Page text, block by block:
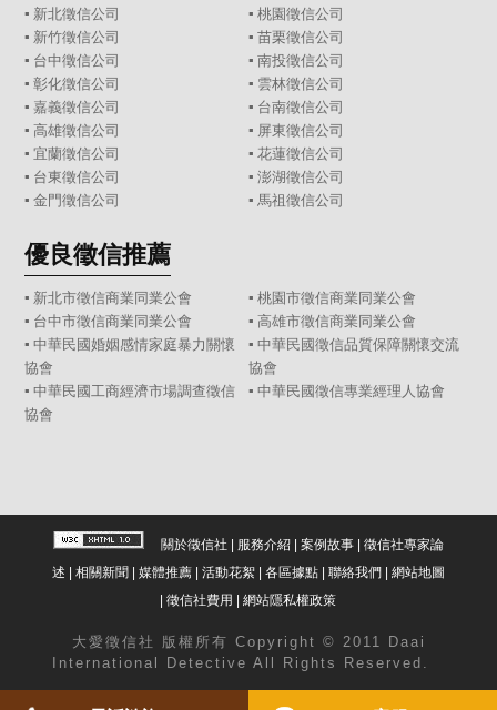
▪ 新北徵信公司 ▪ 桃園徵信公司
▪ 新竹徵信公司 ▪ 苗栗徵信公司
▪ 台中徵信公司 ▪ 南投徵信公司
▪彰化徵信公司 ▪ 雲林徵信公司
▪嘉義徵信公司 ▪ 台南徵信公司
▪高雄徵信公司 ▪ 屏東徵信公司
▪宜蘭徵信公司 ▪ 花蓮徵信公司
▪ 台東徵信公司 ▪ 澎湖徵信公司
▪金門徵信公司 ▪ 馬祖徵信公司
優良徵信推薦
▪ 新北市徵信商業同業公會
▪ 桃園市徵信商業同業公會
▪ 台中市徵信商業同業公會
▪ 高雄市徵信商業同業公會
▪ 中華民國婚姻感情家庭暴力關懷
協會
▪ 中華民國徵信品質保障關懷交流
協會
▪ 中華民國工商經濟市場調查徵信
協會
▪ 中華民國徵信專業經理人協會
關於徵信社 | 服務介紹| 案例故事| 徵信社專家論
述 | 相關新聞 | 媒體推薦| 活動花絮| 各區據點| 聯絡我們| 網站地圖
|徵信社費用 |網站隱私權政策
大愛 徵信社
版權所有 Copyright © 2011 Daai
International Detective All Rights Reserved.